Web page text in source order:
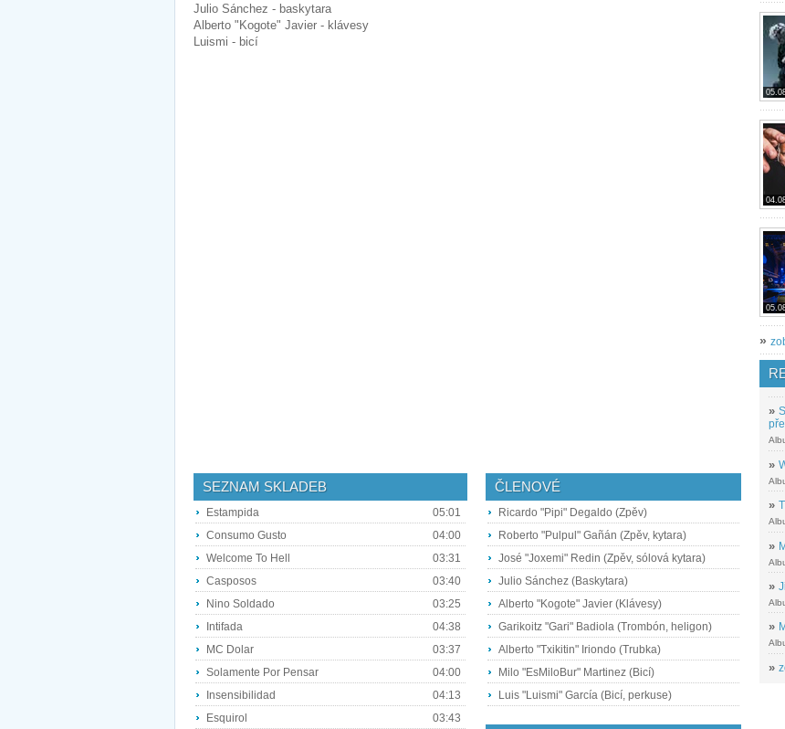
Julio Sánchez - baskytara
Alberto "Kogote" Javier - klávesy
Luismi - bicí
SEZNAM SKLADEB
Estampida
05:01
Consumo Gusto
04:00
Welcome To Hell
03:31
Casposos
03:40
Nino Soldado
03:25
Intifada
04:38
MC Dolar
03:37
Solamente Por Pensar
04:00
Insensibilidad
04:13
Esquirol
03:43
ČLENOVÉ
Ricardo "Pipi" Degaldo (Zpěv)
Roberto "Pulpul" Gañán (Zpěv, kytara)
José "Joxemi" Redin (Zpěv, sólová kytara)
Julio Sánchez (Baskytara)
Alberto "Kogote" Javier (Klávesy)
Garikoitz "Gari" Badiola (Trombón, heligon)
Alberto "Txikitin" Iriondo (Trubka)
Milo "EsMiloBur" Martinez (Bicí)
Luis "Luismi" García (Bicí, perkuse)
»
»
»
»
»
»
»
»